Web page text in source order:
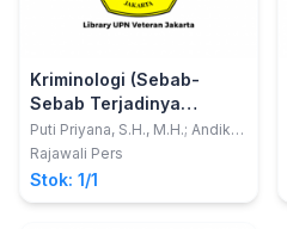
Kriminologi (Sebab-
Sebab Terjadinya
Kejahatan)
Puti Priyana, S.H., M.H.; Andika
Dwi Yuliardi
Rajawali Pers
Stok: 1/1